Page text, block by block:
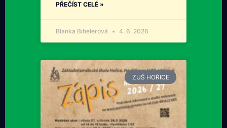
PŘEČÍST CELÉ »
Blanka Bihelerová 4. 6. 2026
ZUŠ HOŘICE